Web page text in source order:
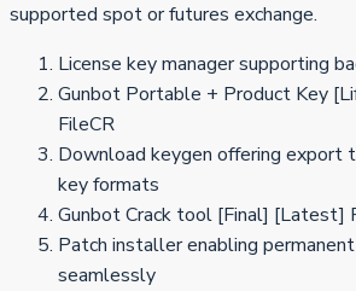
supported spot or futures exchange.
License key manager supporting
Gunbot Portable + Product Key
FileCR
Download keygen offering export
key formats
Gunbot Crack tool [Final] [Latest]
Patch installer enabling
seamlessly